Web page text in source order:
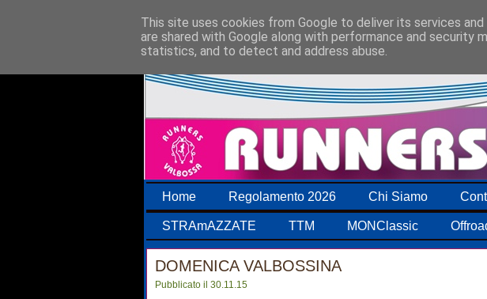
Home Regolamento 2026 Chi Siamo
STRAmAZZATE TTM MONClassic
DOMENICA VALBOSSINA
Pubblicato il 30.11.15
This site uses cookies from Google to deliver its services
are shared with Google along with performance and security
statistics, and to detect and address abuse.